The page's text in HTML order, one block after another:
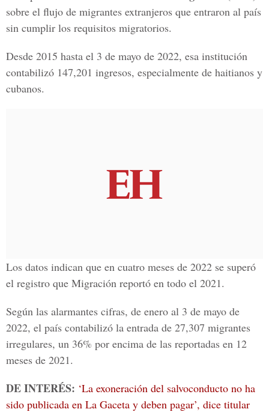
sobre el flujo de migrantes extranjeros que entraron al país
sin cumplir los requisitos migratorios.
Desde 2015 hasta el 3 de mayo de 2022, esa institución
contabilizó 147,201 ingresos, especialmente de haitianos y
cubanos.
Los datos indican que en cuatro meses de 2022 se superó
el registro que Migración reportó en todo el 2021.
Según las alarmantes cifras, de enero al 3 de mayo de
2022, el país contabilizó la entrada de 27,307 migrantes
irregulares, un 36% por encima de las reportadas en 12
meses de 2021.
DE INTERÉS: ‘La exoneración del salvoconducto no ha
sido publicada en La Gaceta y deben pagar’, dice titular